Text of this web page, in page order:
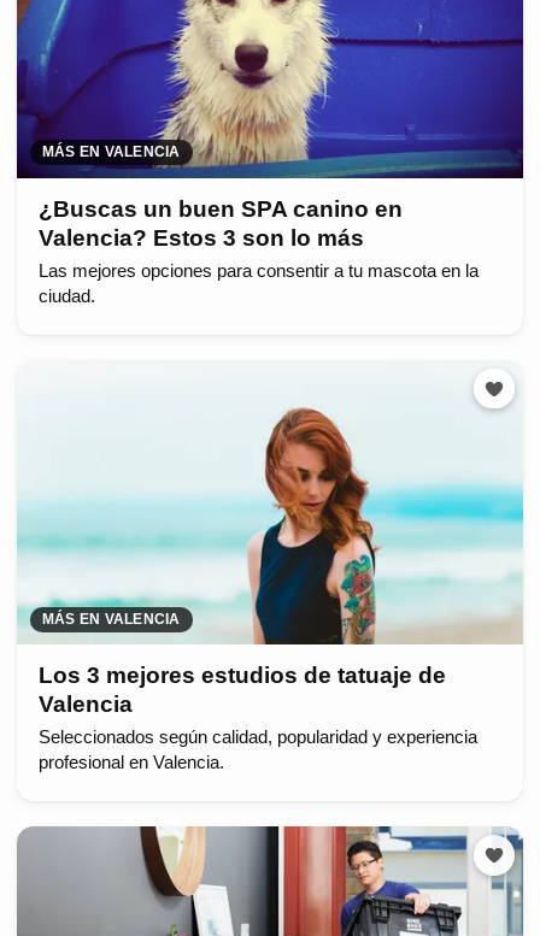
MÁS EN VALENCIA
¿Buscas un buen SPA canino en
Valencia? Estos 3 son lo más
Las mejores opciones para consentir a tu mascota en la
ciudad.
MÁS EN VALENCIA
Los 3 mejores estudios de tatuaje de
Valencia
Seleccionados según calidad, popularidad y experiencia
profesional en Valencia.